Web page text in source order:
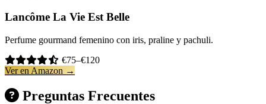
Lancôme La Vie Est Belle
Perfume gourmand femenino con iris, praline y pachuli.
€75–€120
Ver en Amazon →
Preguntas Frecuentes